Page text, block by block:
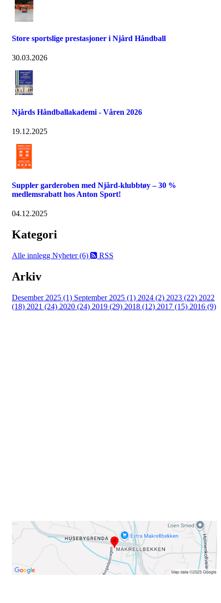
Store sportslige prestasjoner i Njård Håndball
30.03.2026
Njårds Håndballakademi - Våren 2026
19.12.2025
Suppler garderoben med Njård-klubbtøy – 30 %
medlemsrabatt hos Anton Sport!
04.12.2025
Kategori
Alle innlegg Nyheter (6) RSS
Arkiv
Desember 2025 (1) September 2025 (1) 2024 (2) 2023 (22) 2022
(18) 2021 (24) 2020 (24) 2019 (29) 2018 (12) 2017 (15) 2016 (9)